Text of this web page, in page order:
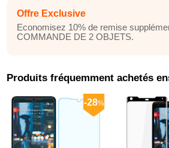
Offre Exclusive
Economisez 10% de remise
COMMANDE DE 2 OBJETS.
Produits fréquemment achetés
-28%